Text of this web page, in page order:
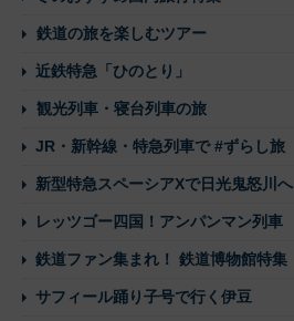
鉄道の旅を楽しむツアー
近鉄特急「ひのとり」
観光列車・寝台列車の旅
JR・新幹線・特急列車で #ずらし旅
新型特急スペーシアXで日光鬼怒川へ
レッツゴー四国！アンパンマン列車
鉄道ファン集まれ！ 鉄道博物館特集
サフィール踊り子号で行く伊豆